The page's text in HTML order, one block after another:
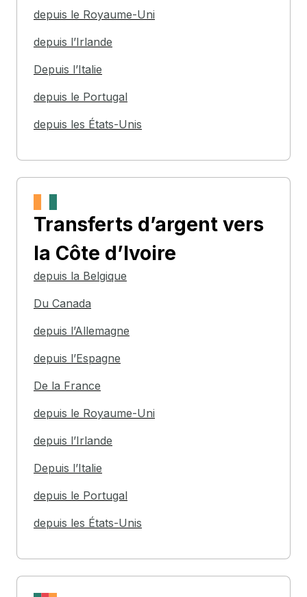
depuis le Royaume-Uni
depuis l’Irlande
Depuis l’Italie
depuis le Portugal
depuis les États-Unis
Transferts d’argent vers
la Côte d’Ivoire
depuis la Belgique
Du Canada
depuis l’Allemagne
depuis l’Espagne
De la France
depuis le Royaume-Uni
depuis l’Irlande
Depuis l’Italie
depuis le Portugal
depuis les États-Unis